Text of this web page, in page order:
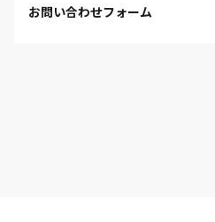
お問い合わせフォーム